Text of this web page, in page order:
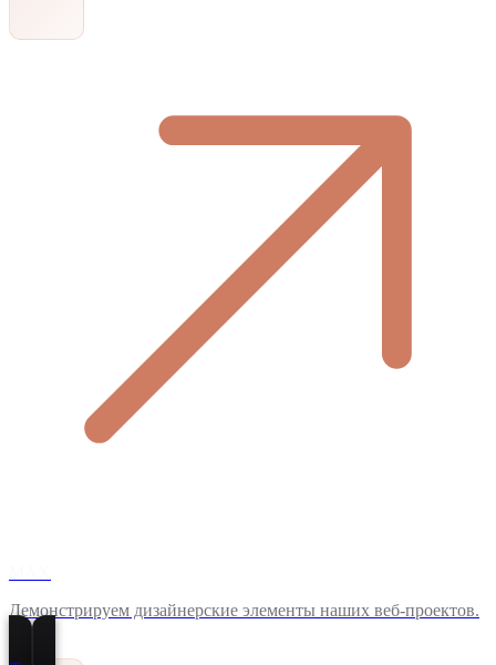
Демонстрируем дизайнерские элементы наших веб-проектов.